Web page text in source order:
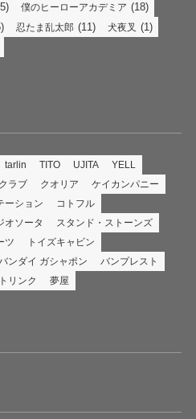
僕のヒーローアカデミア (18)
忍たま乱太郎 (11) 犬夜叉 (1)
tarlin TITO UJITA
YELL
ラブ クオリア
ケイカンパニー
ーション
コトフル
オソータ
スタンド・ストーンズ
ツ
トイズキャビン
バンダイ ガシャポン
バンプレスト
リンク 夢屋